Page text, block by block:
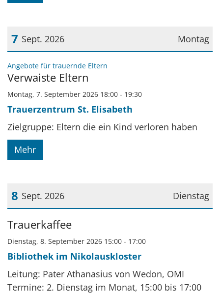
Montag
7 Sept. 2026
Datum: 7. September 2026
Angebote für trauernde Eltern
Verwaiste Eltern
Montag, 7. September 2026 18:00 - 19:30
Trauerzentrum St. Elisabeth
Zielgruppe: Eltern die ein Kind verloren haben
Mehr
Dienstag
8 Sept. 2026
Datum: 8. September 2026
Trauerkaffee
Dienstag, 8. September 2026 15:00 - 17:00
Bibliothek im Nikolauskloster
Leitung: Pater Athanasius von Wedon, OMI
Termine: 2. Dienstag im Monat, 15:00 bis 17:00